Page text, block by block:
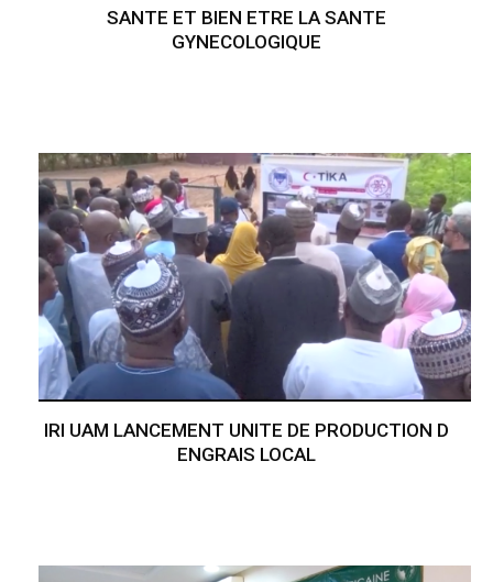
SANTE ET BIEN ETRE LA SANTE
GYNECOLOGIQUE
IRI UAM LANCEMENT UNITE DE PRODUCTION D
ENGRAIS LOCAL